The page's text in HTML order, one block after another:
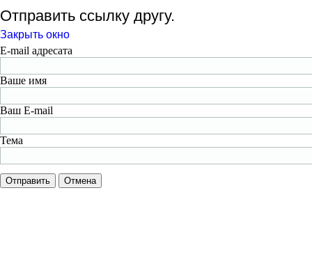
Отправить ссылку другу.
Закрыть окно
E-mail адресата
Ваше имя
Ваш E-mail
Тема
Отправить Отмена